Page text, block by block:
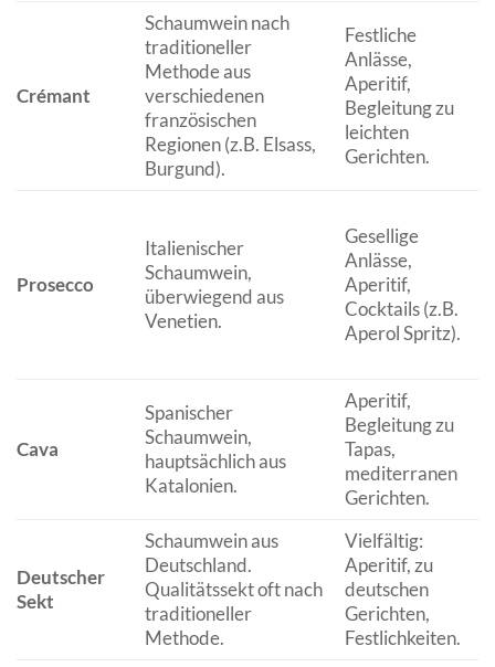
Crémant
Schaumwein nach
traditioneller
Methode aus
verschiedenen
französischen
Regionen (z.B. Elsass,
Burgund).
Festliche
Anlässe,
Aperitif,
Begleitung zu
leichten
Gerichten.
Prosecco
Italienischer
Schaumwein,
überwiegend aus
Venetien.
Gesellige
Anlässe,
Aperitif,
Cocktails (z.B.
Aperol Spritz).
Cava
Spanischer
Schaumwein,
hauptsächlich aus
Katalonien.
Aperitif,
Begleitung zu
Tapas,
mediterranen
Gerichten.
Deutscher
Sekt
Schaumwein aus
Deutschland.
Qualitätssekt oft nach
traditioneller
Methode.
Vielfältig:
Aperitif, zu
deutschen
Gerichten,
Festlichkeiten.